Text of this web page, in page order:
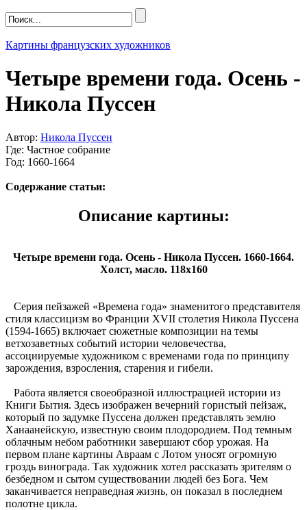
Картины французских художников
Четыре времени года. Осень -
Никола Пуссен
Автор: Никола Пуссен
Где: Частное собрание
Год: 1660-1664
Содержание статьи:
Описание картины:
Четыре времени года. Осень - Никола Пуссен. 1660-1664.
Холст, масло. 118x160
Серия пейзажей «Времена года» знаменитого представителя
стиля классицизм во Франции XVII столетия Никола Пуссена
(1594-1665) включает сюжетные композиции на темы
ветхозаветных событий истории человечества,
ассоциируемые художником с временами года по принципу
зарождения, взросления, старения и гибели.
Работа является своеобразной иллюстрацией истории из
Книги Бытия. Здесь изображен вечерний гористый пейзаж,
который по задумке Пуссена должен представлять землю
Ханаанейскую, известную своим плодородием. Под темным
облачным небом работники завершают сбор урожая. На
первом плане картины Авраам с Лотом уносят огромную
гроздь винограда. Так художник хотел рассказать зрителям о
безбедном и сытом существовании людей без Бога. Чем
заканчивается неправедная жизнь, он показал в последнем
полотне цикла.